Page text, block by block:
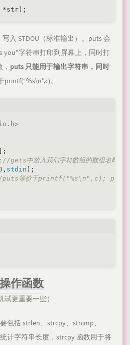
*str)
入 STDOU（标准输出）。puts 会
you"字符串打印到屏幕上，同时打
puts 只能用于输出字符串，同时
printf(“%s\n”,c)。
];
中放入我们字符数组的数组名即可
, stdin );
等价于printf("%s\n",c); puts内放
作函数
试更重要一些）
包括 strlen、strcpy、strcmp、
计字符串长度，strcpy 函数用于将